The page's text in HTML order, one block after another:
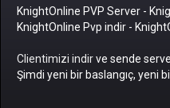
KnightOnline PVP Server -
KnightOnline Pvp indir -
Clientimizi indirve sende
Şimdi yeni bir baslangıç, yeni